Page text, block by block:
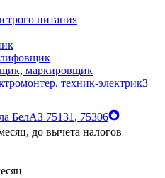
питания
маркировщик
техник-электрик3
БелАЗ 75131, 75306
до вычета налогов